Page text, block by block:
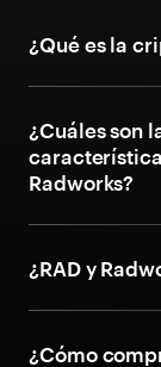
¿Qué es la
¿Cuáles son
Radworks?
¿RAD y
¿Cómo